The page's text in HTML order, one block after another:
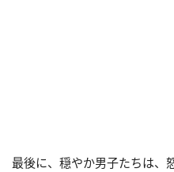
最後に、穏やか男子たちは、